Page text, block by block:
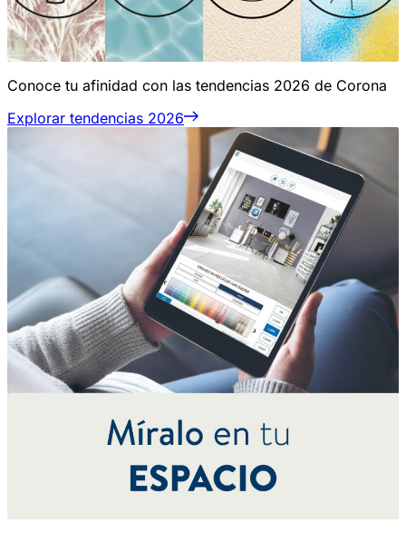
Conoce tu afinidad con las tendencias 2026 de Corona
Explorar tendencias 2026